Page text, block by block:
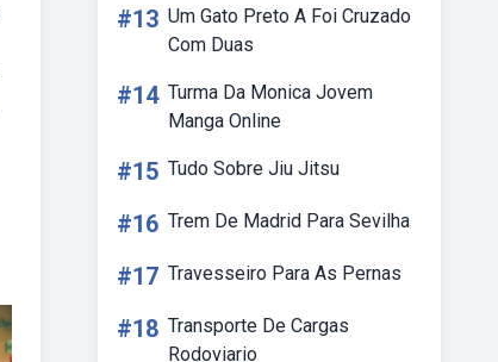
#13 Um Gato Preto A Foi Cruzado
Com Duas
#14 Turma Da Monica Jovem
Manga Online
#15 Tudo Sobre Jiu Jitsu
#16 Trem De Madrid Para Sevilha
#17 Travesseiro Para As Pernas
#18 Transporte De Cargas
Rodoviario